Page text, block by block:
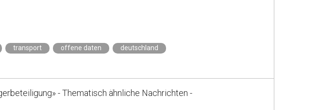
transport offene daten deutschland
- Thematisch ähnliche Nachrichten -